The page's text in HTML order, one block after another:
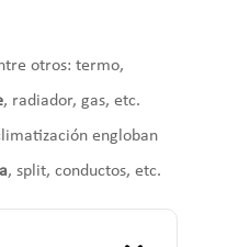
otros: termo,
, radiador, gas, etc.
engloban
, split, conductos, etc.